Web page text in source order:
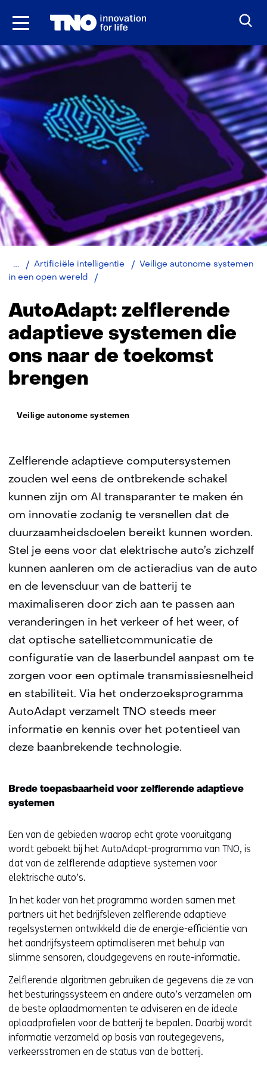
Ga
Home Artificiële intelligentie
Veilige autonome systemen
in een open wereld
adaptieve
systemen
AutoAdapt: zelflerende
adaptieve systemen die
ons naar de toekomst
brengen
Thema:
Veilige autonome systemen
Zelflerende adaptieve computersystemen
zouden wel eens de ontbrekende schakel
kunnen zijn om AI transparanter te maken én
om innovatie zodanig te versnellen dat de
duurzaamheidsdoelen bereikt kunnen worden.
Stel je eens voor dat elektrische auto’s zichzelf
kunnen aanleren om de actieradius van de auto
en de levensduur van de batterij te
maximaliseren door zich aan te passen aan
veranderingen in het verkeer of het weer, of
dat optische satellietcommunicatie de
configuratie van de laserbundel aanpast om te
zorgen voor een optimale transmissiesnelheid
en stabiliteit. Via het onderzoeksprogramma
AutoAdapt verzamelt TNO steeds meer
informatie en kennis over het potentieel van
deze baanbrekende technologie.
Brede toepasbaarheid voor zelflerende adaptieve
systemen
Een van de gebieden waarop echt grote vooruitgang
wordt geboekt bij het AutoAdapt-programma van TNO, is
dat van de zelflerende adaptieve systemen voor
elektrische auto’s.
In het kader van het programma worden samen met
partners uit het bedrijfsleven zelflerende adaptieve
regelsystemen ontwikkeld die de energie-efficiëntie van
het aandrijfsysteem optimaliseren met behulp van
slimme sensoren, cloudgegevens en route-informatie.
Zelflerende algoritmen gebruiken de gegevens die ze van
het besturingssysteem en andere auto’s verzamelen om
de beste oplaadmomenten te adviseren en de ideale
oplaadprofielen voor de batterij te bepalen. Daarbij wordt
informatie verzameld op basis van routegegevens,
verkeersstromen en de status van de batterij.